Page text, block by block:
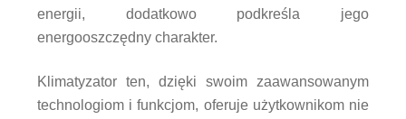
energii, dodatkowo podkreśla jego
energooszczędny charakter.
Klimatyzator ten, dzięki swoim zaawansowanym
technologiom i funkcjom, oferuje użytkownikom nie